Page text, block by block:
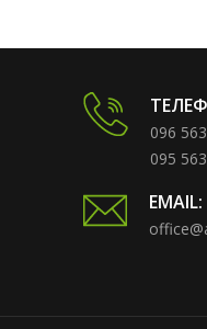
096
095
EMAIL: